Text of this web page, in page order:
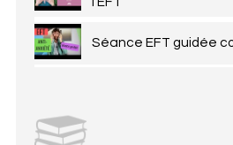
Séance EFT guidée